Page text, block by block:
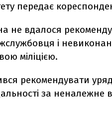
передає
не вдалося
і
міліцією.
рекомендувати
за неналежне